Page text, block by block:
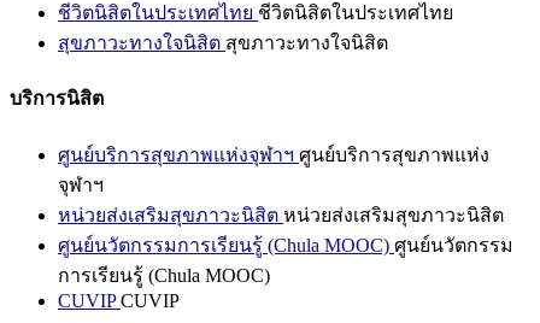
ชีวิตนิสิตในประเทศไทย ชีวิตนิสิตในประเทศไทย
สุขภาวะทางใจนิสิต สุขภาวะทางใจนิสิต
บริการนิสิต
ศูนย์บริการสุขภาพแห่งจุฬาฯ ศูนย์บริการสุขภาพแห่ง
จุฬาฯ
หน่วยส่งเสริมสุขภาวะนิสิต หน่วยส่งเสริมสุขภาวะนิสิต
ศูนย์นวัตกรรมการเรียนรู้ (Chula MOOC) ศูนย์นวัตกรรม
การเรียนรู้ (Chula MOOC)
CUVIPCUVIP